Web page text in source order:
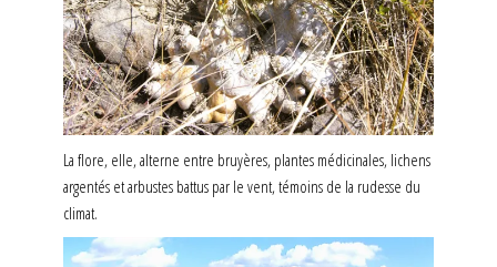
La flore, elle, alterne entre bruyères, plantes médicinales, lichens
argentés et arbustes battus par le vent, témoins de la rudesse du
climat.